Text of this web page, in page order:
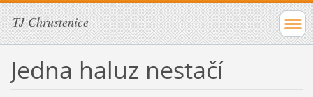
TJ Chrustenice
Jedna haluz nestačí